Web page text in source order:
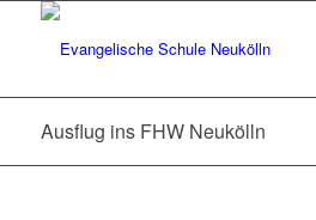
Ausflug ins FHW Neukölln